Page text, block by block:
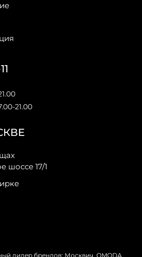
шоссе 17/1
21.00
дилер брендов: Москвич, OMODA,